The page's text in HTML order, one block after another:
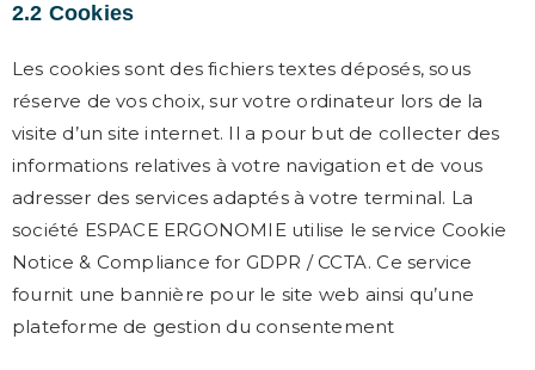
2.2 Cookies
Les cookies sont des fichiers textes déposés, sous
réserve de vos choix, sur votre ordinateur lors de la
visite d’un site internet. Il a pour but de collecter des
informations relatives à votre navigation et de vous
adresser des services adaptés à votre terminal. La
société ESPACE ERGONOMIE utilise le service Cookie
Notice & Compliance for GDPR / CCTA. Ce service
fournit une bannière pour le site web ainsi qu’une
plateforme de gestion du consentement